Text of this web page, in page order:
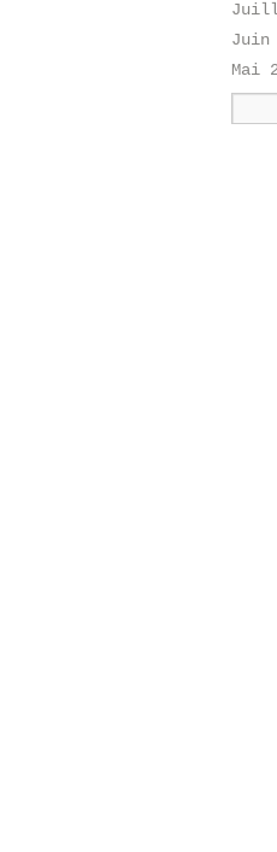
Juin
Mai